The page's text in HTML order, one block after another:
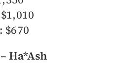
$670
Ha*Ash